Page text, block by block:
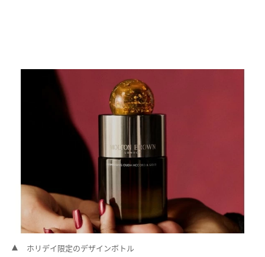
ホリデイ限定のデザインボトル